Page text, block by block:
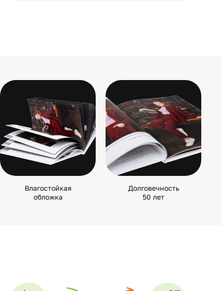
Влагостойкая
обложка
Долговечность
50 лет